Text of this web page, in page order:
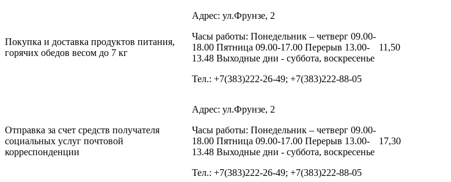
Покупка и доставка продуктов питания,
горячих обедов весом до 7 кг
Адрес: ул.Фрунзе, 2
Часы работы: Понедельник – четверг 09.00-
18.00 Пятница 09.00-17.00 Перерыв 13.00-
13.48 Выходные дни - суббота, воскресенье
Тел.: +7(383)222-26-49; +7(383)222-88-05
11,50
Отправка за счет средств получателя
социальных услуг почтовой
корреспонденции
Адрес: ул.Фрунзе, 2
Часы работы: Понедельник – четверг 09.00-
18.00 Пятница 09.00-17.00 Перерыв 13.00-
13.48 Выходные дни - суббота, воскресенье
Тел.: +7(383)222-26-49; +7(383)222-88-05
17,30